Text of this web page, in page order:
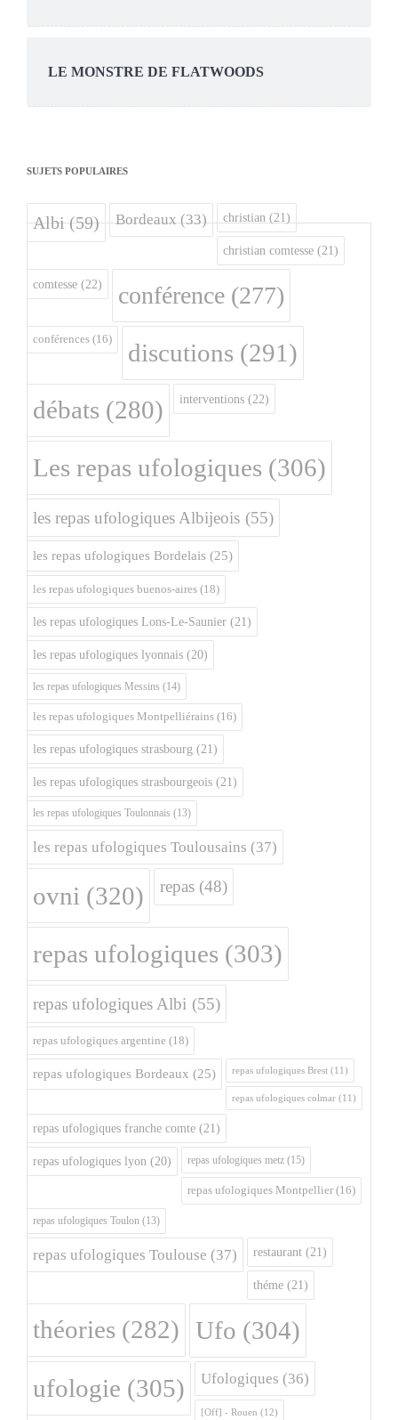
LE MONSTRE DE FLATWOODS
SUJETS POPULAIRES
Albi(59) Bordeaux(33) christian (21)
christian comtesse (21)
comtesse (22) conférence (277)
conférences (16) discutions (291)
débats (280) interventions (22)
Les repas ufologiques (306)
les repas ufologiques Albijeois (55)
les repas ufologiques Bordelais (25)
les repas ufologiques buenos-aires (18)
les repas ufologiques Lons-Le-Saunier (21)
les repas ufologiques lyonnais (20)
les repas ufologiques Messins (14)
les repas ufologiques Montpelliérains (16)
les repas ufologiques strasbourg (21)
les repas ufologiques strasbourgeois (21)
les repas ufologiques Toulonnais (13)
les repas ufologiques Toulousains (37)
ovni (320) repas (48)
repas ufologiques (303)
repas ufologiques Albi (55)
repas ufologiques argentine (18)
repas ufologiques Bordeaux (25) repas ufologiques Brest (11)
repas ufologiques colmar (11)
repas ufologiques franche comte (21)
repas ufologiques lyon (20) repas ufologiques metz (15)
repas ufologiques Montpellier (16)
repas ufologiques Toulon (13)
repas ufologiques Toulouse (37) restaurant (21)
théme (21)
théories (282) Ufo (304)
ufologie (305) Ufologiques (36)
[Off] - Rouen (12)